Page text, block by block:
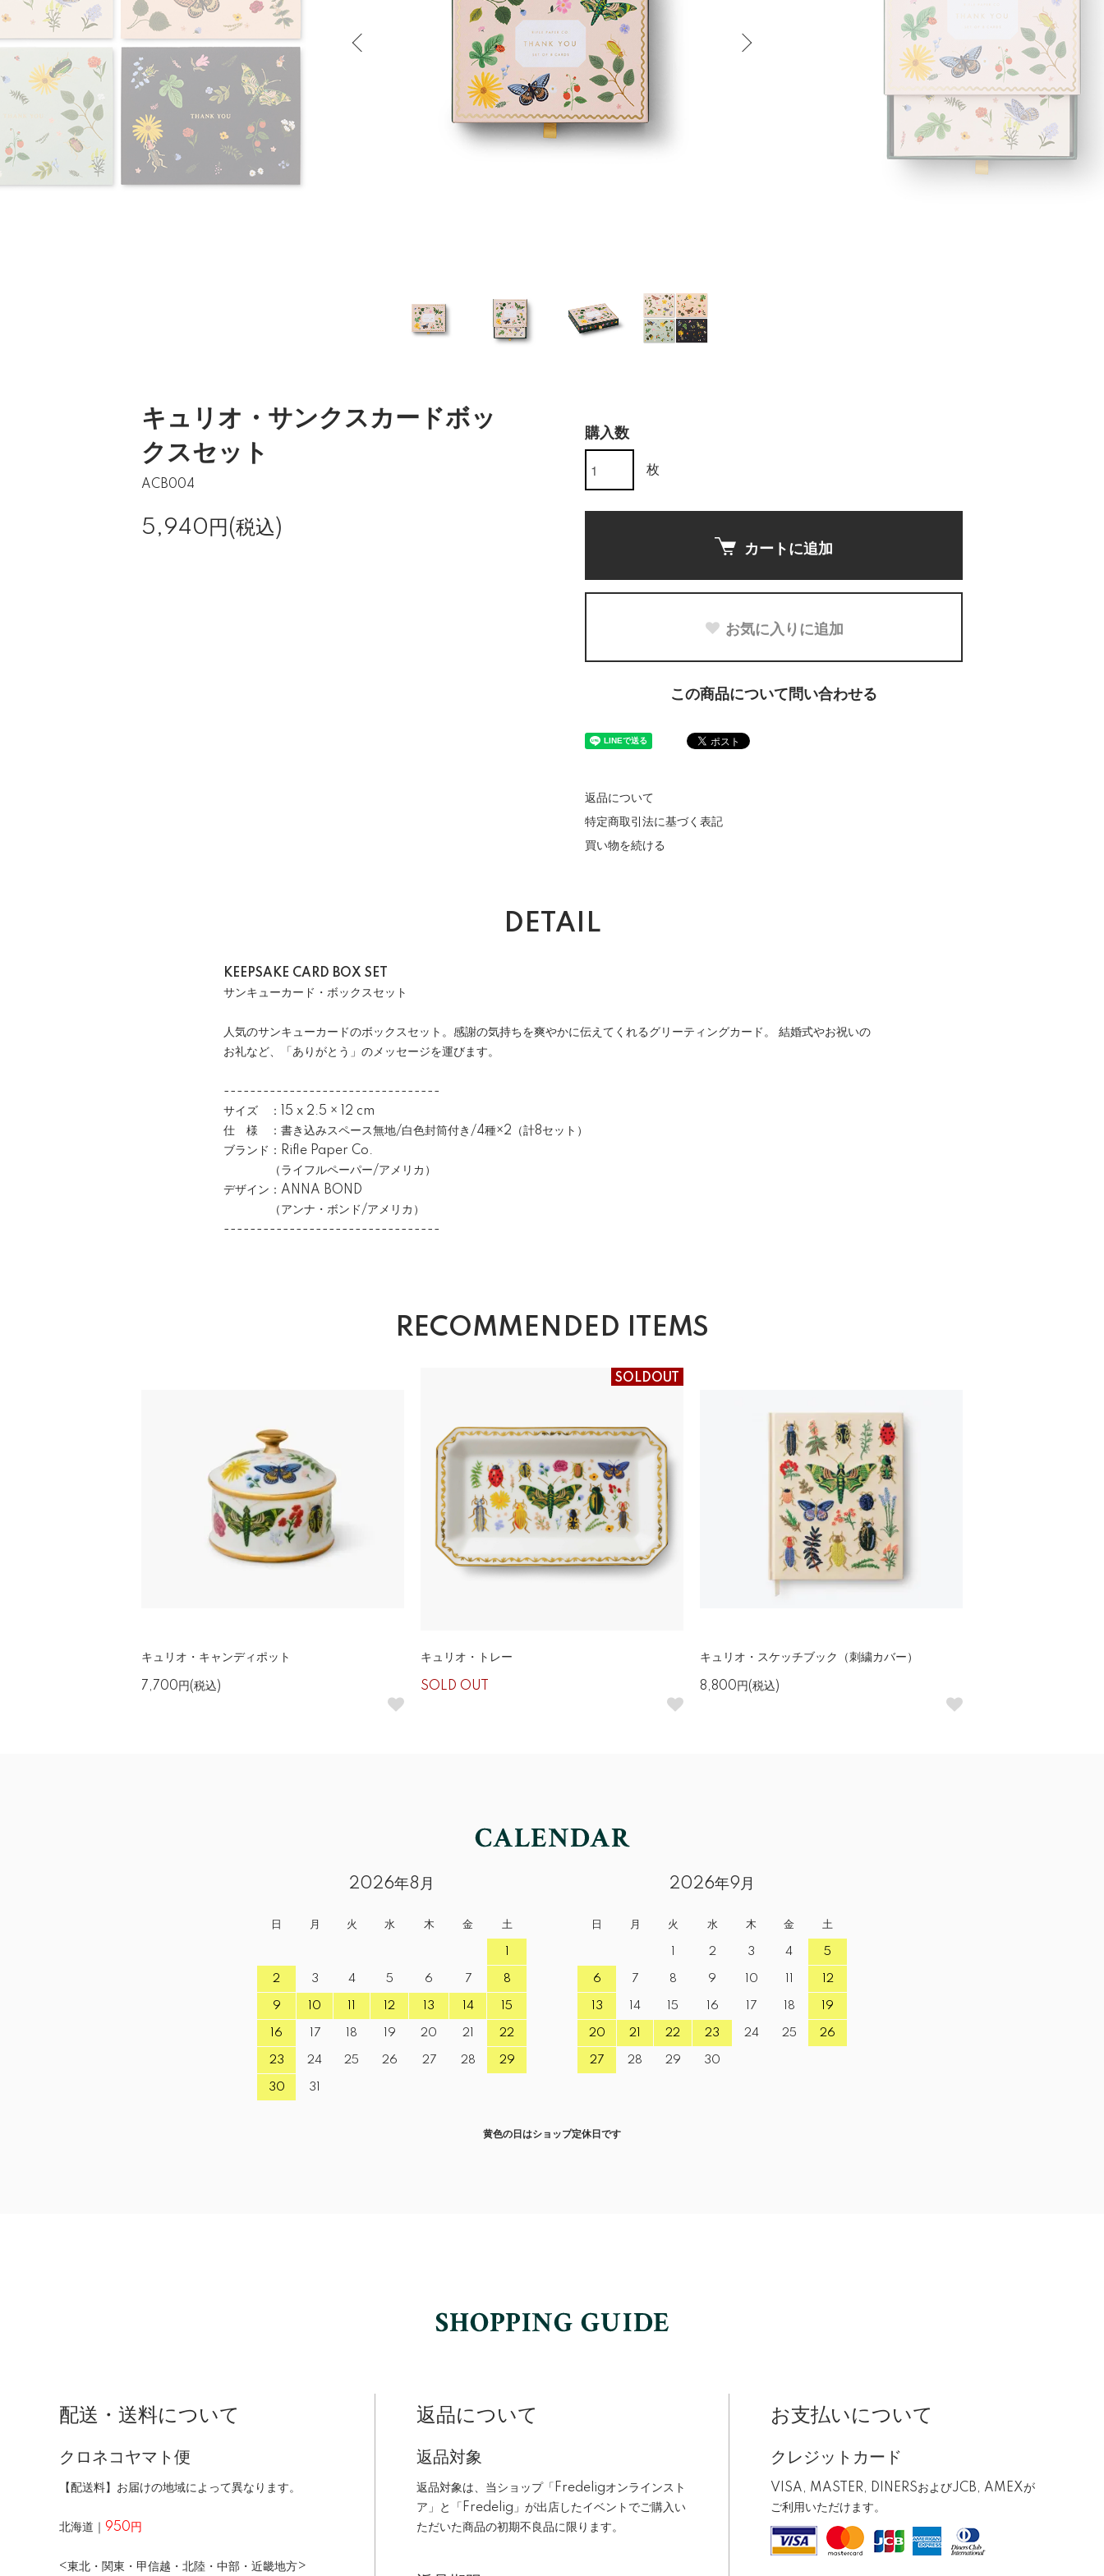
キュリオ・サンクスカードボッ
クスセット
ACB004
5,940円(税込)
購入数
枚
カートに追加
お気に入りに追加
この商品について問い合わせる
返品について
特定商取引法に基づく表記
買い物を続ける
DETAIL
KEEPSAKE CARD BOX SET
サンキューカード・ボックスセット
人気のサンキューカードのボックスセット。感謝の気持ちを爽やかに伝えてくれるグリーティングカード。 結婚式やお祝いの
お礼など、「ありがとう」のメッセージを運びます。
---------------------------------
サイズ ：15 x 2.5 × 12 cm
仕 様 ：書き込みスペース無地/白色封筒付き/4種×2（計8セット）
ブランド：Rifle Paper Co.
（ライフルペーパー/アメリカ）
デザイン：ANNA BOND
（アンナ・ボンド/アメリカ）
---------------------------------
RECOMMENDED ITEMS
キュリオ・キャンディポット
7,700円(税込)
SOLDOUT
キュリオ・トレー
SOLD OUT
キュリオ・スケッチブック（刺繍カバー）
8,800円(税込)
2026年8月
日 月 火 水 木 金 土
2 3 4 5 6 7 8
9 10 12 13 14 15
16 17 18 19 20 21 22
23 24 25 26 27 28 29
30 31
2026年9月
日 月 火 水 木 金 土
2 3 4 5
6 7 8 9 10 12
13 14 15 16 17 18 19
20 21 22 23 24 25 26
27 28 29 30
黄色の日はショップ定休日です
配送・送料について
クロネコヤマト便
【配送料】お届けの地域によって異なります。
北海道｜ 950円
<東北・関東・甲信越・北陸・中部・近畿地方>
返品について
返品対象
返品対象は、当ショップ「Fredeligオンラインスト
ア」と「Fredelig」が出店したイベントでご購入い
ただいた商品の初期不良品に限ります。
お支払いについて
クレジットカード
VISA, MASTER, DINERSおよびJCB, AMEXが
ご利用いただけます。